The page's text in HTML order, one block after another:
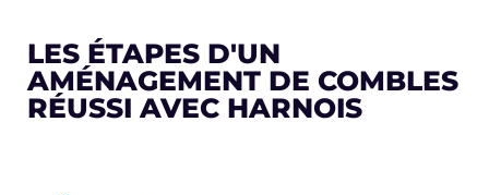
LES ÉTAPES D'UN
AMÉNAGEMENT DE COMBLES
RÉUSSI AVEC HARNOIS